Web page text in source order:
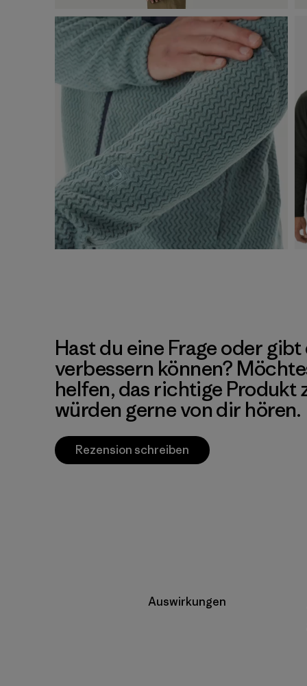
Hast du eine Frage oder
verbessern können?
helfen, das richtige Produkt
würden gerne von dir hören.
Rezension schreiben
Auswirkungen